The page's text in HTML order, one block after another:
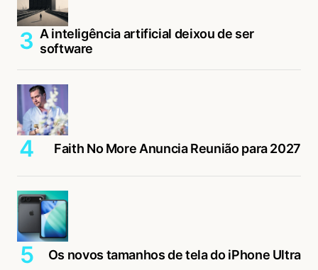
A inteligência artificial deixou de ser
software
Faith No More Anuncia Reunião para 2027
Os novos tamanhos de tela do iPhone Ultra